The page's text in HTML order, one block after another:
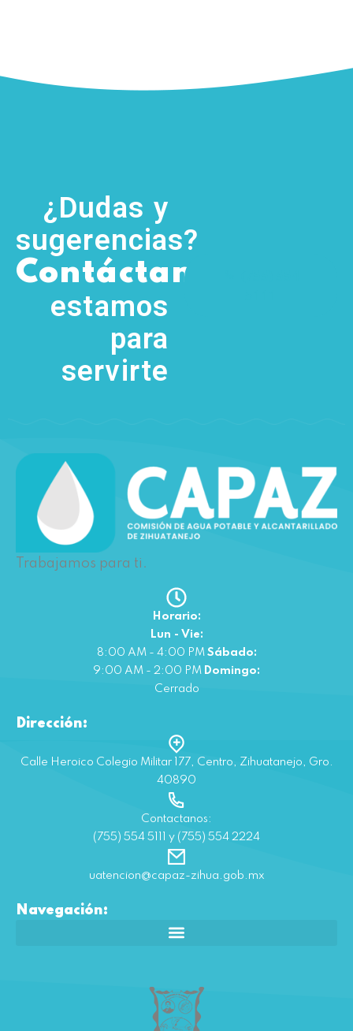
¿Dudas y
sugerencias?
Contáctanos
estamos
para
servirte
Trabajamos para ti.
Horario:
Lun - Vie:
8:00 AM - 4:00 PM Sábado:
9:00 AM - 2:00 PM Domingo:
Cerrado
Dirección:
Calle Heroico Colegio Militar 177, Centro, Zihuatanejo, Gro.
40890
Contactanos:
(755) 554 5111 y (755) 554 2224
uatencion@capaz-zihua.gob.mx
Navegación: